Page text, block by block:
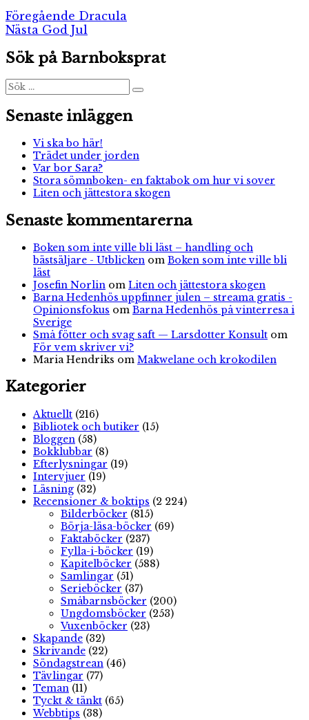
Inläggsnavigering
Föregående Föregående
inlägg:
Dracula
Nästa Nästa
God Jul
Sök på Barnboksprat
Sök
efter:
Sök
Senaste inläggen
Vi ska bo här!
Trädet under jorden
Var bor Sara?
Stora sömnboken- en faktabok om hur vi sover
Liten och jättestora skogen
Senaste kommentarerna
Boken som inte ville bli läst – handling och
bästsäljare - Utblicken om Boken som inte ville bli
läst
Josefin Norlin om Liten och jättestora skogen
Barna Hedenhös uppfinner julen – streama gratis -
Opinionsfokus om Barna Hedenhös på vinterresa i
Sverige
Små fötter och svag saft — Larsdotter Konsult om
För vem skriver vi?
Maria Hendriks om Makwelane och krokodilen
Kategorier
Aktuellt (216)
Bibliotek och butiker (15)
Bloggen (58)
Bokklubbar (8)
Efterlysningar (19)
Intervjuer (19)
Läsning (32)
Recensioner & boktips (2 224)
Bilderböcker (815)
Börja-läsa-böcker (69)
Faktaböcker (237)
Fylla-i-böcker (19)
Kapitelböcker (588)
Samlingar (51)
Serieböcker (37)
Småbarnsböcker (200)
Ungdomsböcker (253)
Vuxenböcker (23)
Skapande (32)
Skrivande (22)
Söndagstrean (46)
Tävlingar (77)
Teman (11)
Tyckt & tänkt (65)
Webbtips (38)